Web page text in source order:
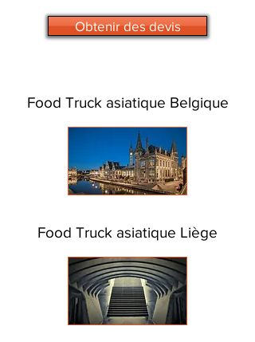
Obtenir des devis
Food Truck asiatique Belgique
Food Truck asiatique Liège